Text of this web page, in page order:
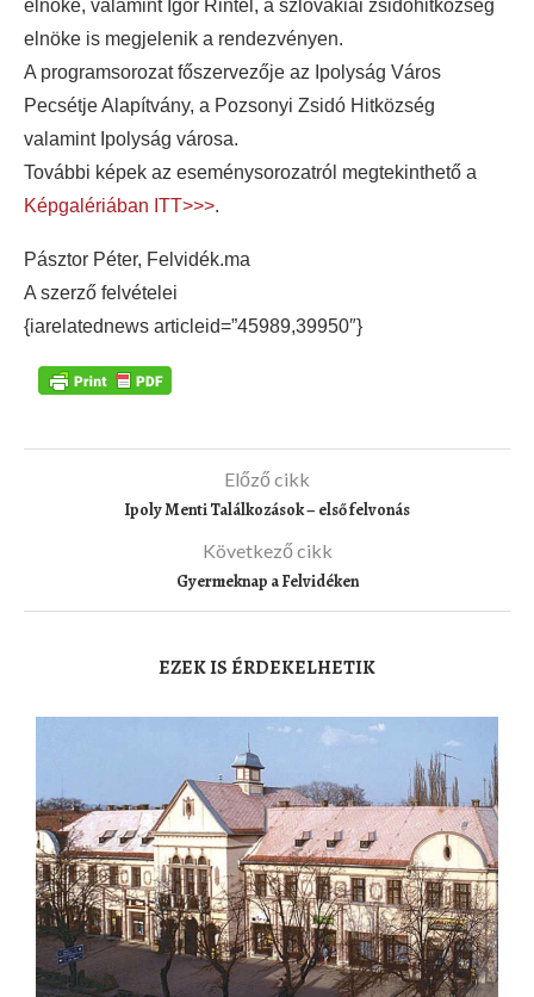
elnöke, valamint Igor Rintel, a szlovákiai zsidóhitközség
elnöke is megjelenik a rendezvényen.
A programsorozat főszervezője az Ipolyság Város
Pecsétje Alapítvány, a Pozsonyi Zsidó Hitközség
valamint Ipolyság városa.
További képek az eseménysorozatról megtekinthető a
Képgalériában ITT>>>.
Pásztor Péter, Felvidék.ma
A szerző felvételei
{iarelatednews articleid=”45989,39950″}
Előző cikk
Ipoly Menti Találkozások – első felvonás
Következő cikk
Gyermeknap a Felvidéken
EZEK IS ÉRDEKELHETIK